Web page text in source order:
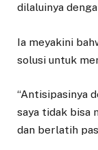
dilaluinya
Ia meyakini
solusi untuk
“Antisipasinya
saya tidak bisa
dan berlatih